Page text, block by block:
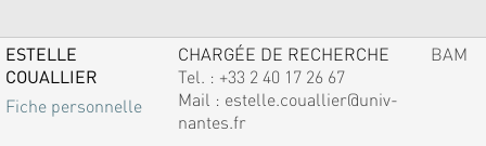
ESTELLE
COUALLIER
Fiche personnelle
CHARGÉE DE RECHERCHE
Tel. : +33 2 40 17 26 67
Mail : estelle.couallier@univ-
nantes.fr
BAM